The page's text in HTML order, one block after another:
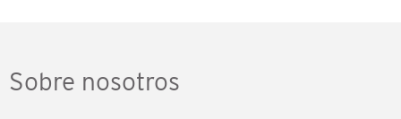
Sobre nosotros